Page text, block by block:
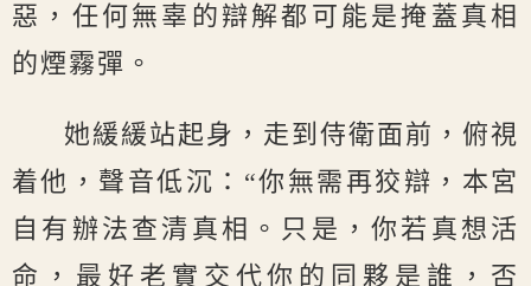
惡，任何無辜的辯解都可能是掩蓋真相
的煙霧彈。
她緩緩站起身，走到侍衛面前，俯視
着他，聲音低沉：“你無需再狡辯，本宮
自有辦法查清真相。只是，你若真想活
命，最好老實交代你的同夥是誰，否